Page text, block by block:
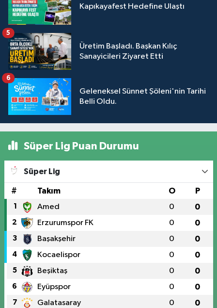
Kapıkayafest Hedefine Ulaştı
Üretim Başladı. Başkan Kılıç
Sanayicileri Ziyaret Etti
5
Geleneksel Sünnet Şöleni'nin Tarihi
Belli Oldu.
6
Süper Lig Puan Durumu
Süper Lig
# Takım O P
1 Amed 0 0
2 Erzurumspor FK 0 0
3 Başakşehir 0 0
4 Kocaelispor 0 0
5 Beşiktaş 0 0
6 Eyüpspor 0 0
7 Galatasaray 0 0